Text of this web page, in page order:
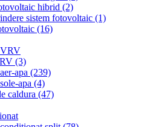
hibrid (2)
sistem fotovoltaic (1)
(16)
VRV
(3)
apa (239)
apa (4)
caldura (47)